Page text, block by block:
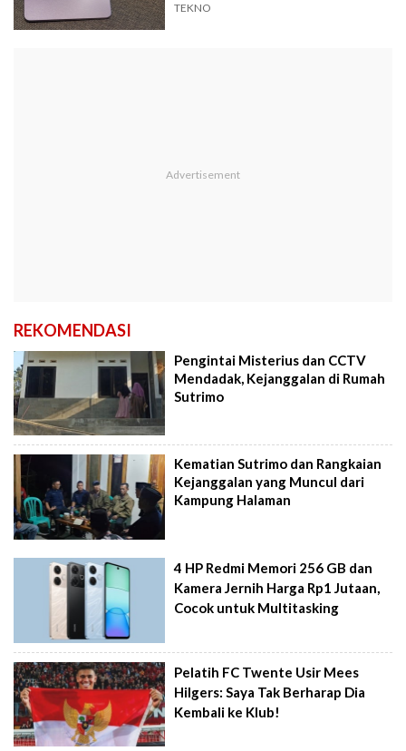
TEKNO
REKOMENDASI
Pengintai Misterius dan CCTV
Mendadak, Kejanggalan di Rumah
Sutrimo
Kematian Sutrimo dan Rangkaian
Kejanggalan yang Muncul dari
Kampung Halaman
4 HP Redmi Memori 256 GB dan
Kamera Jernih Harga Rp1 Jutaan,
Cocok untuk Multitasking
Pelatih FC Twente Usir Mees
Hilgers: Saya Tak Berharap Dia
Kembali ke Klub!